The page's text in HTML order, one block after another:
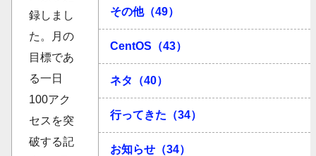
録しまし
た。月の
目標であ
る一日
100アク
セスを突
破する記
その他（49）
CentOS（43）
ネタ（40）
行ってきた（34）
お知らせ（34）